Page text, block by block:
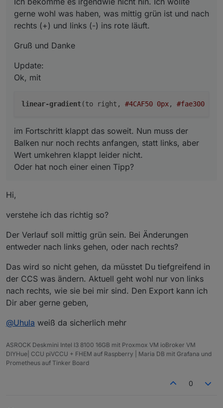
Die anderen Datenpunkte im Screenshot sind
teilweise von Scripts die Scrounger hier
veröffenlicht für seine vielen Widgets.
hier der Thread dazu :
Allerdings habe ich mit dem View in Widget 8. Stellt
So sieht es mit View in Widget 8 aus
so soll es aussehen
Richtig angezeigt wird es mit widget in view, es ist die
selbe View die jeweils angezeigt wird, sehr
gerne wohl was haben, was mittig grün ist und nach
rechts (+) und links (-) ins rote läuft.
Gruß und Danke
Update:
Ok, mit
linear-gradient(to right, #4CAF50 0px, #fae300
im Fortschritt klappt das soweit. Nun muss der
Balken nur noch rechts anfangen, statt links, aber
Wert umkehren klappt leider nicht.
Oder hat noch einer einen Tipp?
Hi,
verstehe ich das richtig so?
Der Verlauf soll mittig grün sein. Bei Änderungen
entweder nach links gehen, oder nach rechts?
Das wird so nicht gehen, da müsstet Du tiefgreifend in
der CCS was ändern. Aktuell geht wohl nur von links
nach rechts, wie sie bei mir sind. Den Export kann ich
Dir aber gerne geben,
@Uhula weiß da sicherlich mehr
ASROCK Deskmini Intel I3 8100 16GB mit Proxmox VM ioBroker VM
DIYHue| CCU piVCCU + FHEM auf Raspberry | Maria DB mit Grafana und
Prometheus auf Tinker Board
0